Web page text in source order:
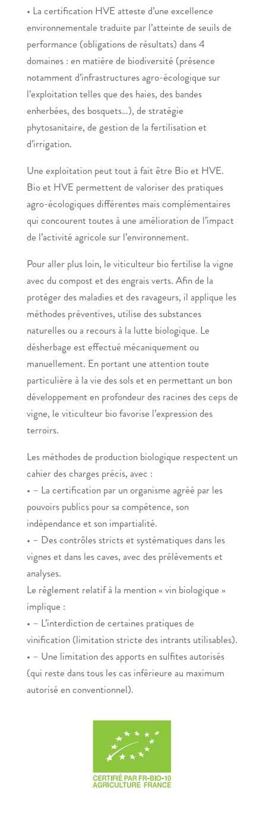
• La certification HVE atteste d’une excellence
environnementale traduite par l’atteinte de seuils de
performance (obligations de résultats) dans 4
domaines : en matière de biodiversité (présence
notamment d’infrastructures agro-écologique sur
l’exploitation telles que des haies, des bandes
enherbées, des bosquets…), de stratégie
phytosanitaire, de gestion de la fertilisation et
d’irrigation.
Une exploitation peut tout à fait être Bio et HVE.
Bio et HVE permettent de valoriser des pratiques
agro-écologiques différentes mais complémentaires
qui concourent toutes à une amélioration de l’impact
de l’activité agricole sur l’environnement.
Pour aller plus loin, le viticulteur bio fertilise la vigne
avec du compost et des engrais verts. Afin de la
protéger des maladies et des ravageurs, il applique les
méthodes préventives, utilise des substances
naturelles ou a recours à la lutte biologique. Le
désherbage est effectué mécaniquement ou
manuellement. En portant une attention toute
particulière à la vie des sols et en permettant un bon
développement en profondeur des racines des ceps de
vigne, le viticulteur bio favorise l’expression des
terroirs.
Les méthodes de production biologique respectent un
cahier des charges précis, avec :
• – La certification par un organisme agréé par les
pouvoirs publics pour sa compétence, son
indépendance et son impartialité.
• – Des contrôles stricts et systématiques dans les
vignes et dans les caves, avec des prélèvements et
analyses.
Le règlement relatif à la mention « vin biologique »
implique :
• – L’interdiction de certaines pratiques de
vinification (limitation stricte des intrants utilisables).
• – Une limitation des apports en sulfites autorisés
(qui reste dans tous les cas inférieure au maximum
autorisé en conventionnel).